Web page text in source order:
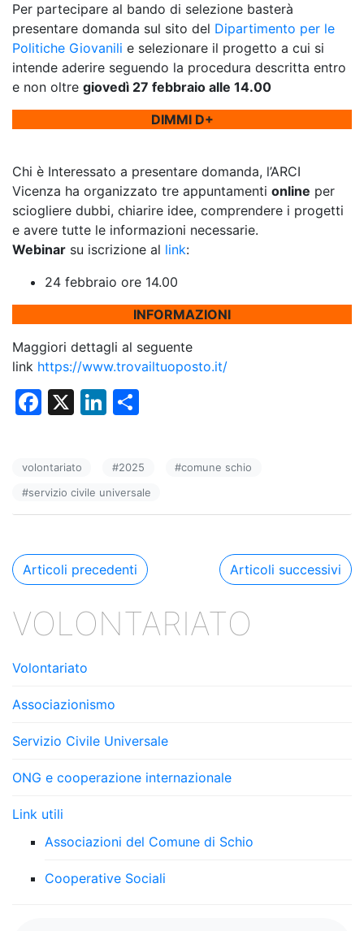
Per partecipare al bando di selezione basterà
presentare domanda sul sito del Dipartimento per le
Politiche Giovanili e selezionare il progetto a cui si
intende aderire seguendo la procedura descritta entro
e non oltre giovedì 27 febbraio alle 14.00
DIMMI D+
Chi è Interessato a presentare domanda, l’ARCI
Vicenza ha organizzato tre appuntamenti online per
sciogliere dubbi, chiarire idee, comprendere i progetti
e avere tutte le informazioni necessarie.
Webinar su iscrizione al link:
24 febbraio ore 14.00
INFORMAZIONI
Maggiori dettagli al seguente
link https://www.trovailtuoposto.it/
F
e
b
o
k
X
Li
e
dI
di
vi
volontariato #2025 #comune schio
#servizio civile universale
Navigazione
Articoli precedenti Articoli successivi
VOLONTARIATO
Volontariato
Associazionismo
Servizio Civile Universale
ONG e cooperazione internazionale
Link utili
Associazioni del Comune di Schio
Cooperative Sociali